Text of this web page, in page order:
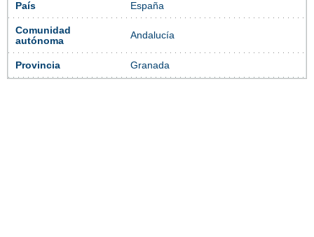
País España
Comunidad
autónoma
Andalucía
Provincia Granada